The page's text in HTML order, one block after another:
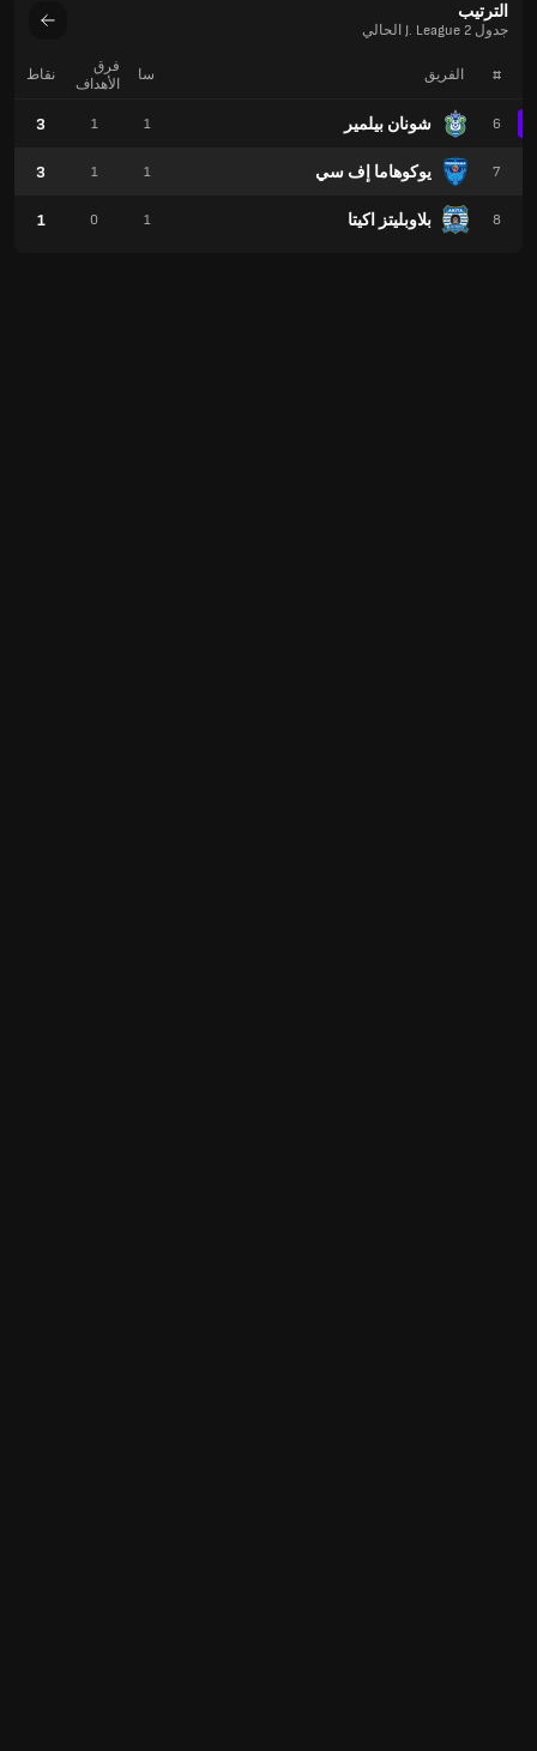
الترتيب
جدول J. League 2 الحالي
# الفريق
6 شونان بيلمير
7 يوكوهاما إف سي
8 بلاوبليتز اكيتا
سا
فرق
الأهداف
نقاط
1
1
3
1
1
3
1
0
1